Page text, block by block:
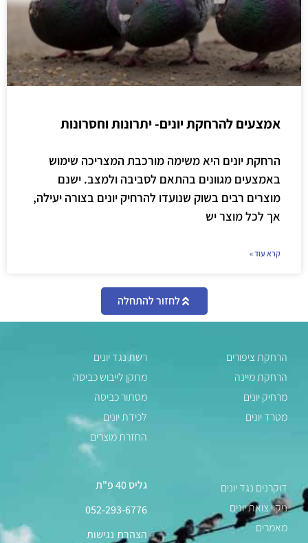
אמצעים להרחקת יונים- יתרונות וחסרונות
הרחקת יונים היא משימה מורכבת המצריכה שימוש
באמצעים מגוונים בהתאם לסביבה ולמצב. ישנם
מוצרים רבים בשוק שנועדו להרחיק יונים בצורה יעילה,
אך לכל מוצר יש
קרא עוד »
לחזור להתחלה
הרחקת ציפורים
הרחקת מיינה
מרחיק יונים
מטרד יונים
רשת נגד יונים
מתקן לייבוש כביסה
מסתור כביסה
לכידת יונים
החזרת מוצרים
דוקרנים נגד יונים
ניקוי צואת יונים
מאמרים
גליס 40 פ"ת
052-293-6776
הצהרת נגישות